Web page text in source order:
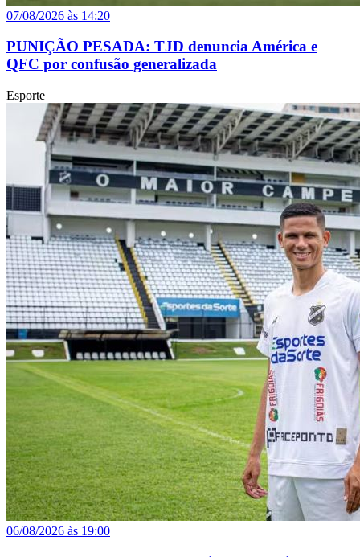
07/08/2026 às 14:20
PUNIÇÃO PESADA: TJD denuncia América e
QFC por confusão generalizada
Esporte
06/08/2026 às 19:00